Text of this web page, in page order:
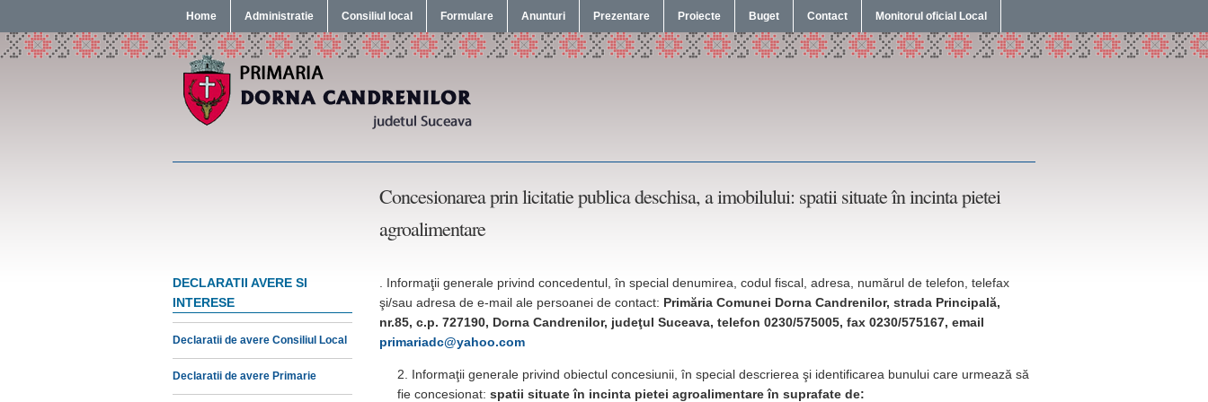
Home Administratie Consiliul local Formulare Anunturi Prezentare Proiecte Buget Contact Monitorul oficial Local
Concesionarea prin licitatie publica deschisa, a imobilului: spatii situate în incinta pietei
agroalimentare
DECLARATII AVERE SI
INTERESE
Declaratii de avere Consiliul Local
Declaratii de avere Primarie
. Informaţii generale privind concedentul, în special denumirea, codul fiscal, adresa, numărul de telefon, telefax
şi/sau adresa de e-mail ale persoanei de contact: Primăria Comunei Dorna Candrenilor, strada Principală,
nr.85, c.p. 727190, Dorna Candrenilor, judeţul Suceava, telefon 0230/575005, fax 0230/575167, email
primariadc@yahoo.com
Informaţii generale privind obiectul concesiunii, în special descrierea şi identificarea bunului care urmează să
fie concesionat: spatii situate în incinta pietei agroalimentare în suprafate de: